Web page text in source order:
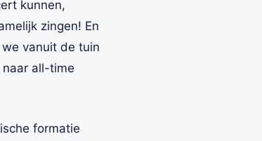
kunnen,
zingen! En
vanuit de tuin
all-time
formatie